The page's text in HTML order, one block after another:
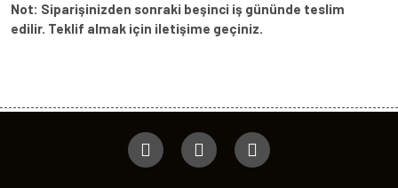
Not: Siparişinizden sonraki beşinci iş gününde teslim
edilir. Teklif almak için iletişime geçiniz.